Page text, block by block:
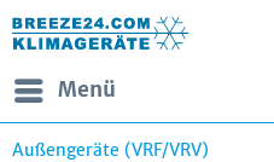
Menü
Außengeräte (VRF/VRV)